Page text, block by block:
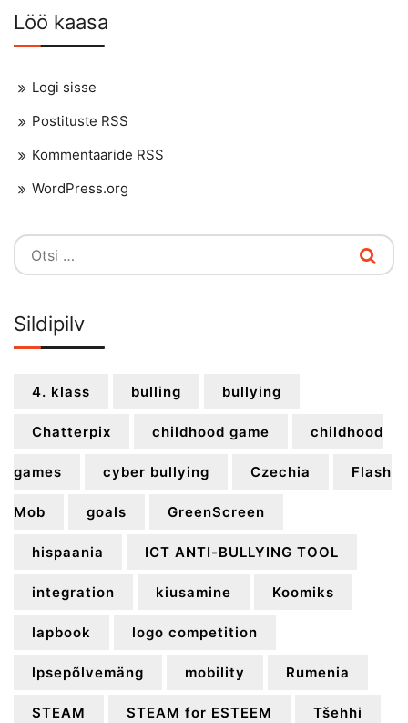
Löö kaasa
Logi sisse
Postituste RSS
Kommentaaride RSS
WordPress.org
Otsi:
Sildipilv
4. klass bulling bullying
Chatterpix childhood game childhood
games cyber bullying Czechia Flash
Mob goals GreenScreen
hispaania ICT ANTI-BULLYING TOOL
integration kiusamine Koomiks
lapbook logo competition
lpsepõlvemäng mobility Rumenia
STEAM STEAM for ESTEEM Tšehhi